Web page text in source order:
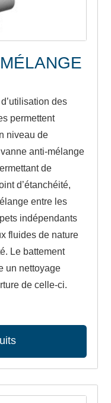
des
permettent
niveau de
anti-mélange
de
d’étanchéité,
entre les
indépendants
fluides de nature
Le battement
un nettoyage
de celle-ci.